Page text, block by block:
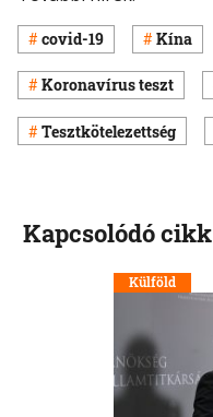
covid-19 Kína
Koronavírus teszt
Tesztkötelezettség
Kapcsolódó cikk
Külföld